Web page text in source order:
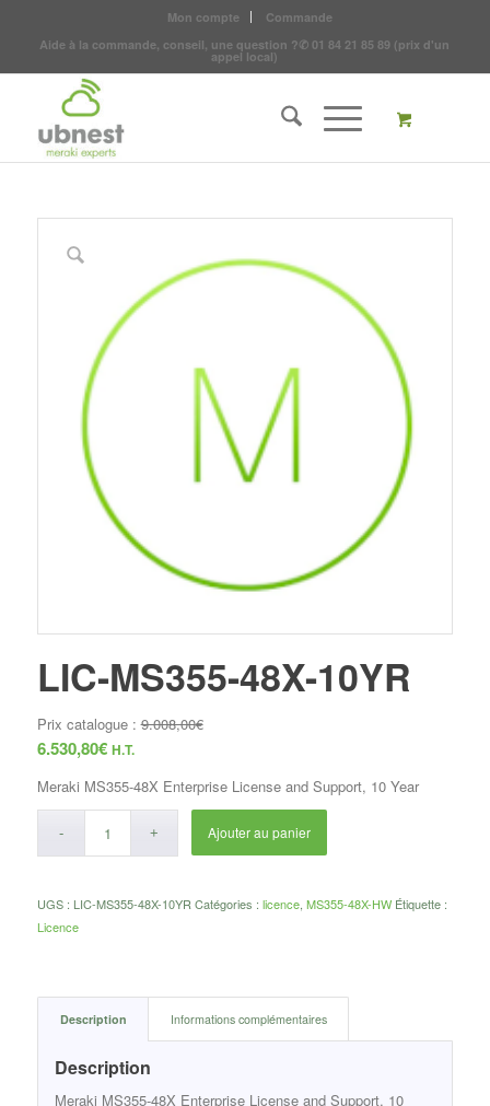
Mon compte
Commande
Aide à la commande, conseil, une question ?✆ 01 84 21 85 89 (prix d'un
appel local)
LIC-MS355-48X-10YR
Prix catalogue :9.008,00€
6.530,80€ H.T.
Meraki MS355-48X Enterprise License and Support, 10 Year
Ajouter au panier
UGS : LIC-MS355-48X-10YR Catégories : licence, MS355-48X-HW Étiquette :
Licence
Description Informations complémentaires
Description
Meraki MS355-48X Enterprise License and Support, 10